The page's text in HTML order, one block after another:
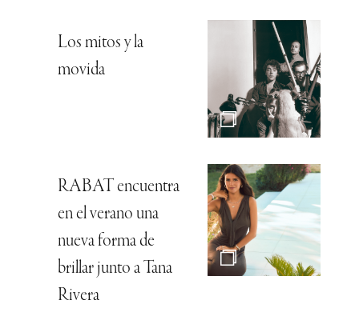
Los mitos y la
movida
RABAT encuentra
en el verano una
nueva forma de
brillar junto a Tana
Rivera